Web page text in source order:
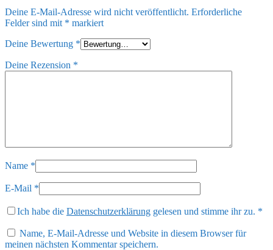
Deine E-Mail-Adresse wird nicht veröffentlicht. Erforderliche
Felder sind mit * markiert
Deine Bewertung *
Deine Rezension *
Name *
E-Mail *
Ich habe die Datenschutzerklärung gelesen und stimme ihr zu. *
Name, E-Mail-Adresse und Website in diesem Browser für
meinen nächsten Kommentar speichern.